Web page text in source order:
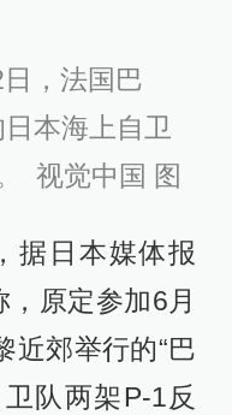
，法国巴
本海上自卫
视觉中国 图
据日本媒体报
原定参加6月
近郊举行的“巴
队两架P-1反